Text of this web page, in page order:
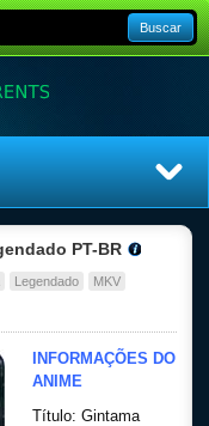
Buscar
PT-BR
Legendado
MKV
INFORMAÇÕES DO
ANIME
Título: Gintama